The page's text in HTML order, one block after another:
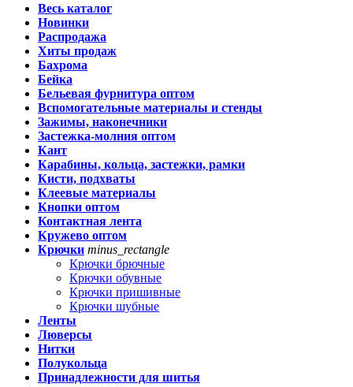
Весь каталог
Новинки
Распродажа
Хиты продаж
Бахрома
Бейка
Бельевая фурнитура оптом
Вспомогательные материалы и стенды
Зажимы, наконечники
Застежка-молния оптом
Кант
Карабины, кольца, застежки, рамки
Кисти, подхваты
Клеевые материалы
Кнопки оптом
Контактная лента
Кружево оптом
Крючки minus_rectangle
Крючки брючные
Крючки обувные
Крючки пришивные
Крючки шубные
Ленты
Люверсы
Нитки
Полукольца
Принадлежности для шитья